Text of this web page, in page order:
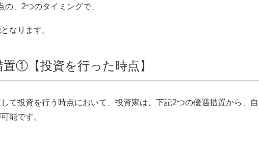
、2つのタイミングで、
なります。
①【投資を行った時点】
て投資を行う時点において、投資家は、下記2つの優遇措置から、自
能です。